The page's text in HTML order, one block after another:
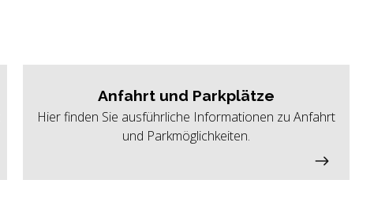
Anfahrt und Parkplätze
Hier finden Sie ausführliche Informationen zu Anfahrt
und Parkmöglichkeiten.